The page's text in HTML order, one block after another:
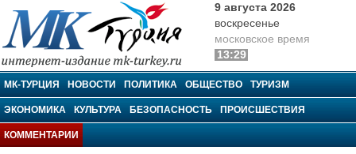
МК-Турция
9 августа 2026
воскресенье
московское время
13:29
МК-ТУРЦИЯ НОВОСТИ ПОЛИТИКА ОБЩЕСТВО ТУРИЗМ
ЭКОНОМИКА КУЛЬТУРА БЕЗОПАСНОСТЬ ПРОИСШЕСТВИЯ
КОММЕНТАРИИ